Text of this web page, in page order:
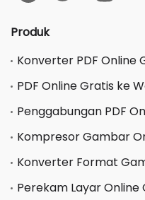
Produk
Konverter PDF Online
PDF Online Gratis ke
Penggabungan PDF
Kompresor Gambar
Konverter Format
Perekam Layar Online